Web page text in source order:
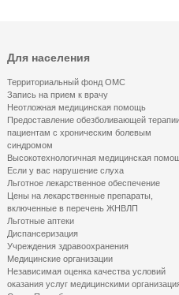
Для населения
Территориальный фонд ОМС
Запись на прием к врачу
Неотложная медицинская помощь
Предоставление обезболивающей
пациентам с хроническим болевым
синдромом
Высокотехнологичная медицинская
Если у вас нарушение слуха
Льготное лекарственное обеспечение
Цены на лекарственные препараты,
включенные в перечень ЖНВЛП
Льготные аптеки
Диспансеризация
Учреждения здравоохранения
Медицинские организации
Независимая оценка качества условий
оказания услуг медицинскими